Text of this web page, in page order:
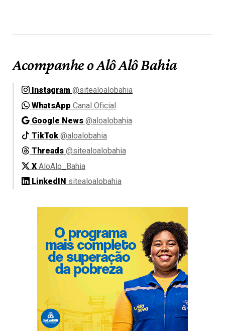
Acompanhe o Alô Alô Bahia
Instagram @sitealoalobahia
WhatsApp Canal Oficial
Google News @aloalobahia
TikTok @aloalobahia
Threads @sitealoalobahia
X AloAlo_Bahia
LinkedIN sitealoalobahia